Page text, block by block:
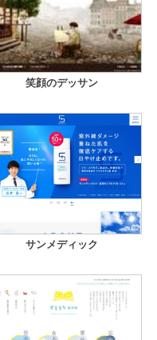
笑顔のデッサン
サンメディック